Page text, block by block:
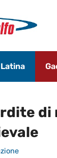
Latina